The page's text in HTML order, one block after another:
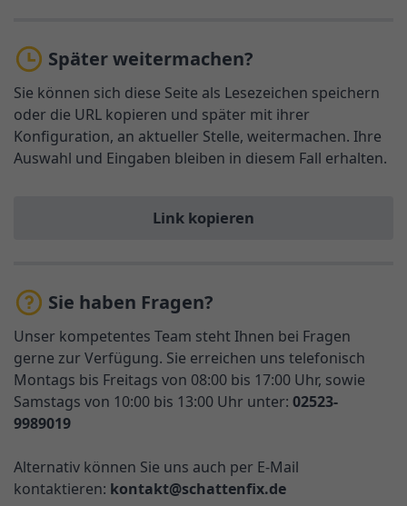
Später weitermachen?
Sie können sich diese Seite als Lesezeichen speichern
oder die URL kopieren und später mit ihrer
Konfiguration, an aktueller Stelle, weitermachen. Ihre
Auswahl und Eingaben bleiben in diesem Fall erhalten.
Link kopieren
Sie haben Fragen?
Unser kompetentes Team steht Ihnen bei Fragen
gerne zur Verfügung. Sie erreichen uns telefonisch
Montags bis Freitags von 08:00 bis 17:00 Uhr, sowie
Samstags von 10:00 bis 13:00 Uhr unter: 02523-
9989019
Alternativ können Sie uns auch per E-Mail
kontaktieren: kontakt@schattenfix.de